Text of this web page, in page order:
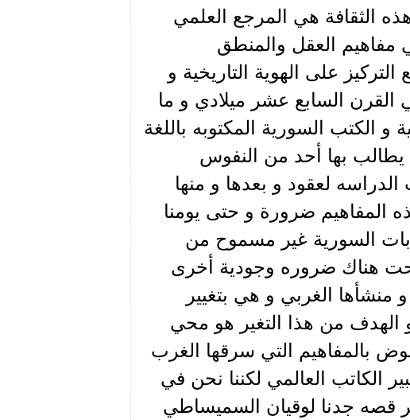
الثقافة هي المرجع العلمي
العقل والمنطق
على الهوية التاريخية و
القرن السابع عشر ميلادي و ما
الكتب السورية المكتوبه باللغة
بها أحد من النفوس
لعقود و بعدها و منها
المفاهيم ضرورة و حتى يومنا
السورية غير مسموح من
هناك ضروره وجودية أخرى
منشأها الغربي و هي بتغيير
و الهدف من هذا التغير هو محي
بالمفاهيم التي سرقها الغرب
العالمي لكننا نحن في
قصه جدنا لوقيان السميساطي